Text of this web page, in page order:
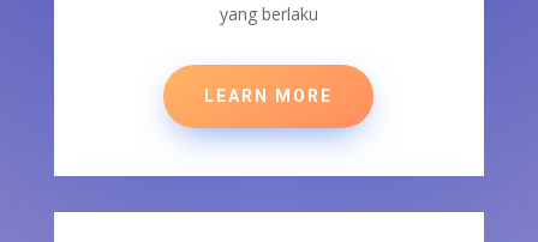
yang berlaku
LEARN MORE